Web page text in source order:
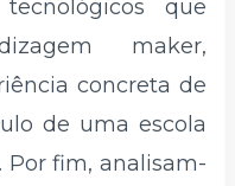
que
maker,
concreta de
de uma escola
Por fim, analisam-